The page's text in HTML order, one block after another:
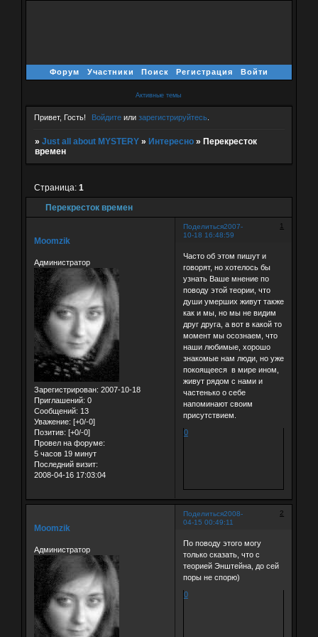
Форум Участники Поиск Регистрация Войти
Активные темы
Привет, Гость! Войдите илизарегистрируйтесь
» Just all about MYSTERY » Интересно » Перекресток
времен
Перекресток времен
Страница: 1
Поделиться 1
2007-
10-18 16:48:59
Moomzik
Администратор
Зарегистрирован: 2007-10-18
Приглашений: 0
Сообщений: 13
Уважение: [+0/-0]
Позитив: [+0/-0]
Провел на форуме:
5 часов 19 минут
Последний визит:
2008-04-16 17:03:04
Часто об этом пишут и
говорят, но хотелось бы
узнать Ваше мнение по
поводу этой теории, что
души умерших живут также
как и мы, но мы не видим
друг друга, а вот в какой то
момент мы осознаем, что
наши любимые, хорошо
знакомые нам люди, но уже
покоящееся в мире ином,
живут рядом с нами и
частенько о себе
напоминают своим
присутствием.
0
Поделиться 2
2008-
04-15 00:49:11
Moomzik
Администратор
По поводу этого могу
только сказать, что с
теорией Энштейна, до сей
поры не спорю)
0